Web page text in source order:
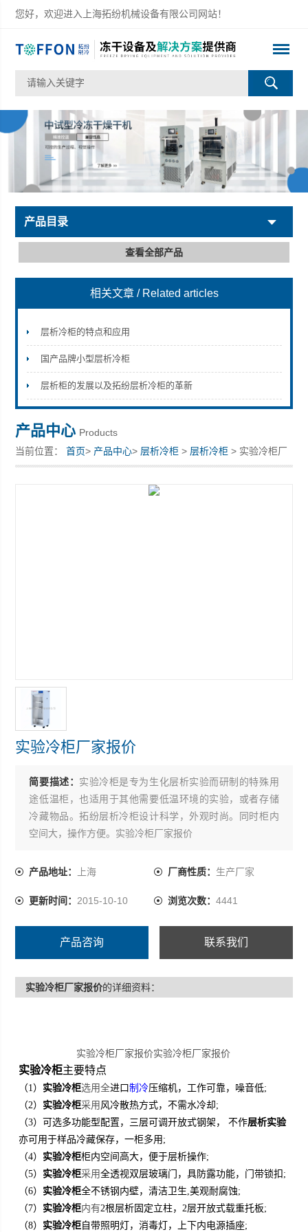
您好，欢迎进入上海拓纷机械设备有限公司网站！
上海拓纷机械设备有限公司
产品目录
查看全部产品
相关文章 / Related articles
层析冷柜的特点和应用
国产品牌小型层析冷柜
层析柜的发展以及拓纷层析冷柜的革新
产品中心 Products
当前位置：首页> 产品中心> 层析冷柜 > 层析冷柜 > 实验冷柜厂
家报价
实验冷柜厂家报价
简要描述： 实验冷柜是专为生化层析实验而研制的特殊用
途低温柜，也适用于其他需要低温环境的实验，或者存储
冷藏物品。拓纷层析冷柜设计科学，外观时尚。同时柜内
空间大，操作方便。实验冷柜厂家报价
产品地址： 上海 厂商性质： 生产厂家
更新时间： 2015-10-10 浏览次数： 4441
产品咨询 联系我们
实验冷柜厂家报价的详细资料：
实验冷柜厂家报价实验冷柜厂家报价
实验冷柜主要特点
（1） 实验冷柜选用全进口制冷压缩机，工作可靠，噪音低;
（2） 实验冷柜采用 风冷散热方式，不需水冷却;
（3）可选多功能型配置，三层可调开放式钢架，
不作层析实验
亦可用于样品冷藏保存，一柜多用;
（4） 实验冷柜柜内空间高大，便于层析操作;
（5） 实验冷柜采用全透视双层玻璃门，具防露功能，门带锁扣;
（6） 实验冷柜全不锈钢内壁，清洁卫生,美观耐腐蚀;
（7） 实验冷柜内有2根层析固定立柱，2层开放式载重托板;
（8） 实验冷柜 自带照明灯，消毒灯，上下内电源插座;